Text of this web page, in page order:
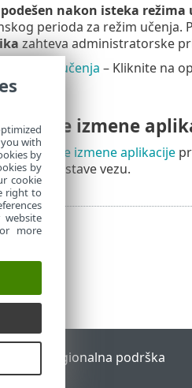
nakon isteka režima
perioda za režim učenja.
zahteva administratorske
režima učenja – Kliknite na
izmene
otkrivanje izmene aplikacije
da uspostave vezu.
Regionalna podrška
with
by
by
cookie
right to
more